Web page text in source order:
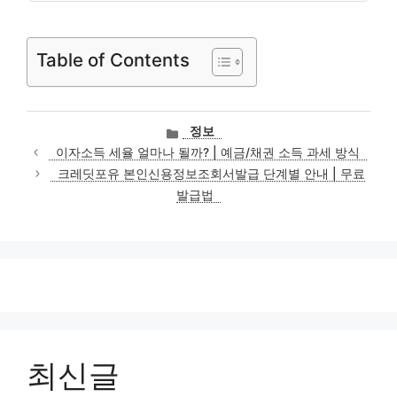
Table of Contents
카
테
고
리
정보
이자소득 세율 얼마나 될까? | 예금/채권 소득 과세 방식
크레딧포유 본인신용정보조회서발급 단계별 안내 | 무료
발급법
최신글